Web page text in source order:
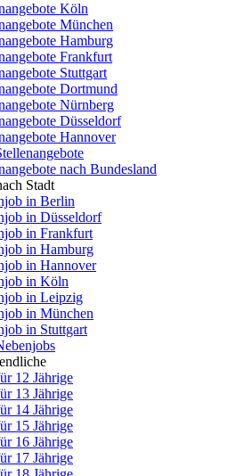
Köln
München
Hamburg
Frankfurt
Stuttgart
Dortmund
Nürnberg
Düsseldorf
Hannover
nach Bundesland
Stadt
in Berlin
in Düsseldorf
in Frankfurt
in Hamburg
in Hannover
in Köln
in Leipzig
in München
in Stuttgart
12 Jährige
13 Jährige
14 Jährige
15 Jährige
16 Jährige
17 Jährige